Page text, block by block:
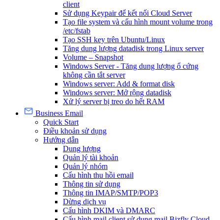
client
Sử dụng Keypair để kết nối Cloud Server
Tạo file system và cấu hình mount volume trong
/etc/fstab
Tạo SSH key trên Ubuntu/Linux
Tăng dung lượng datadisk trong Linux server
Volume – Snapshot
Windows Server - Tăng dung lượng ổ cứng
không cần tắt server
Windows server: Add & format disk
Windows server: Mở rộng datadisk
Xử lý server bị treo do hết RAM
Business Email
Quick Start
Điều khoản sử dụng
Hướng dẫn
Dung lượng
Quản lý tài khoản
Quản lý nhóm
Cấu hình thu hồi email
Thông tin sử dụng
Thông tin IMAP/SMTP/POP3
Dừng dịch vụ
Cấu hình DKIM và DMARC